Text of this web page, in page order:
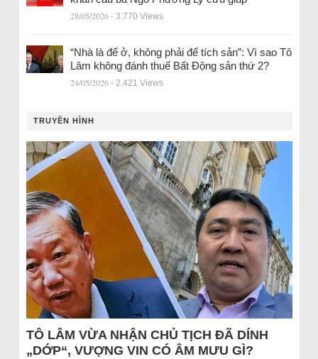
28/05/2026 - 3.770 Views
“Nhà là để ở, không phải để tích sản”: Vì sao Tô
Lâm không đánh thuế Bất Động sản thứ 2?
24/05/2026 - 2.421 Views
TRUYỀN HÌNH
TÔ LÂM VỪA NHẬN CHỦ TỊCH ĐÃ DÍNH
„DỚP“, VƯỢNG VIN CÓ ÂM MƯU GÌ?